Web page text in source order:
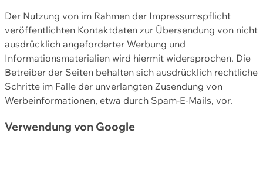
Der Nutzung von im Rahmen der Impressumspflicht
veröffentlichten Kontaktdaten zur Übersendung von nicht
ausdrücklich angeforderter Werbung und
Informationsmaterialien wird hiermit widersprochen. Die
Betreiber der Seiten behalten sich ausdrücklich rechtliche
Schritte im Falle der unverlangten Zusendung von
Werbeinformationen, etwa durch Spam-E-Mails, vor.
Verwendung von Google